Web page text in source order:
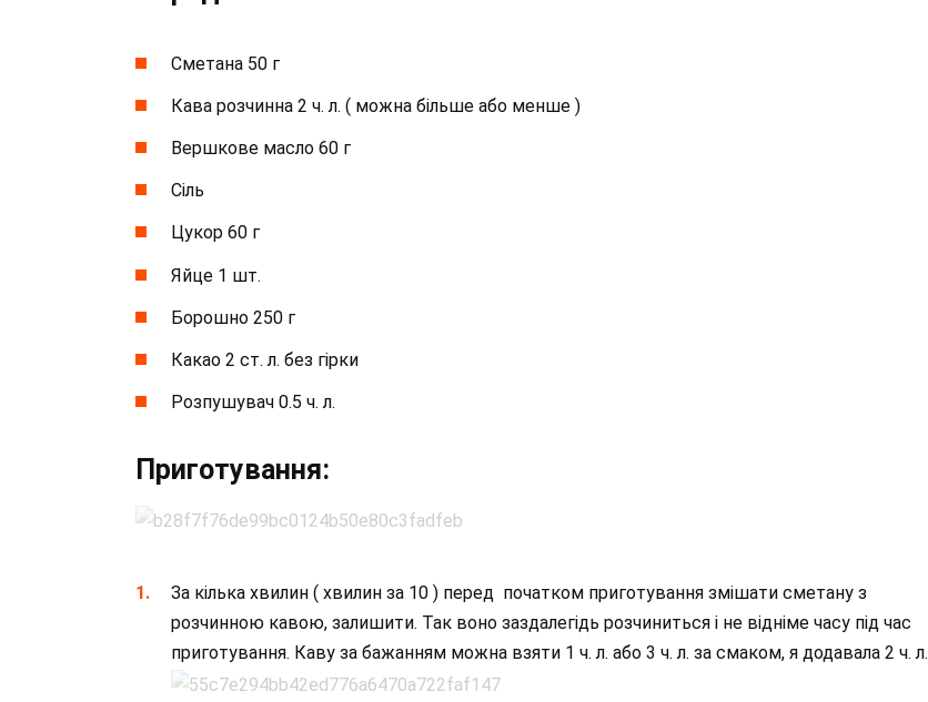
Сметана 50 г
Кава розчинна 2 ч. л. ( можна більше або менше )
Вершкове масло 60 г
Сіль
Цукор 60 г
Яйце 1 шт.
Борошно 250 г
Какао 2 ст. л. без гірки
Розпушувач 0.5 ч. л.
Приготування:
За кілька хвилин ( хвилин за 10 ) перед початком приготування змішати сметану з
розчинною кавою, залишити. Так воно заздалегідь розчиниться і не відніме часу під час
приготування. Каву за бажанням можна взяти 1 ч. л. або 3 ч. л. за смаком, я додавала 2 ч. л.